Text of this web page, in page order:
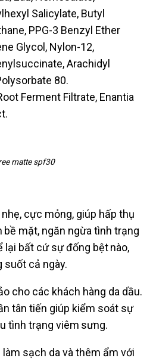
Salicylate, Butyl
PPG-3 Benzyl Ether
Glycol, Nylon-12,
Arachidyl
80.
Ferment Filtrate, Enantia
matte spf30
cực mỏng, giúp hấp thụ
bề mặt, ngăn ngừa tình trạng
lại bất cứ sự đống bệtnào,
suốt cả ngày.
cho các khách hàng da dầu.
tân tiến giúp kiểm soát sự
tình trạng viêm sưng.
làm sạch da và thêm ẩm với